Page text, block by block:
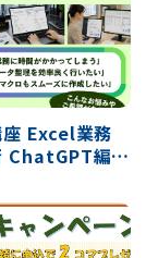
Excel業務
ChatGPT編